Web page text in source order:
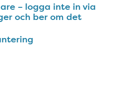
– logga inte in via
och ber om det